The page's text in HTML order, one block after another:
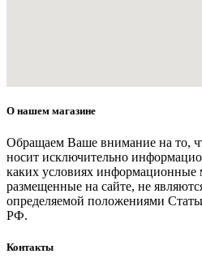
О нашем магазине
Обращаем Ваше внимание на то,
носит исключительно
каких условиях информационные
размещенные на сайте, не
определяемой положениями
РФ.
Контакты